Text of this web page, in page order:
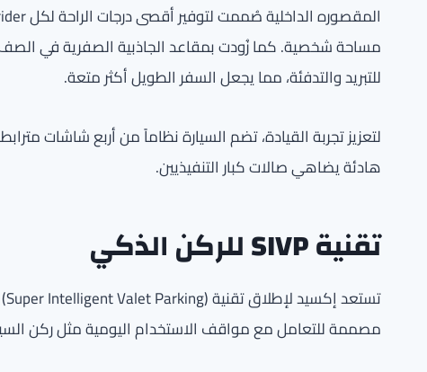
مساحة شخصية. كما زُودت بمقاعد الجاذبية الصفرية في
للتبريد والتدفئة، مما يجعل السفر الطويل أكثر متعة.
هادئة يضاهي صالات كبار التنفيذيين.
تقنية SIVP للركن الذكي
مصممة للتعامل مع مواقف الاستخدام اليومية مثل ركن